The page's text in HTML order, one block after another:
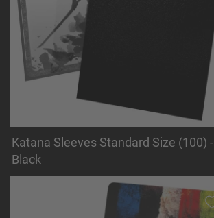
Katana Sleeves Standard Size (100) -
Black